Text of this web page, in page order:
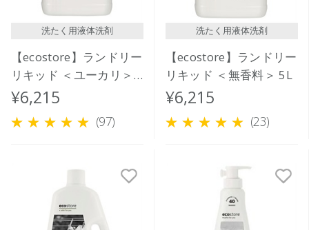
洗たく用液体洗剤
【ecostore】ランドリー
リキッド ＜ユーカリ＞
5L
¥6,215
(97)
洗たく用液体洗剤
【ecostore】ランドリー
リキッド ＜無香料＞ 5L
¥6,215
(23)